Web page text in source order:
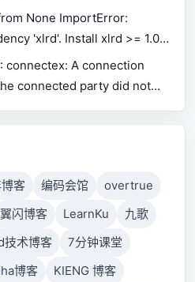
None ImportError:
'xlrd'. Install xlrd >= 1.0.0
or conda to install xlrd.
connectex: A connection
connected party did not
connected host has failed
客 编码会馆
overtrue
翼闪博客 LearnKu
九歌
技术博客
7分钟课堂
博客
KIENG 博客